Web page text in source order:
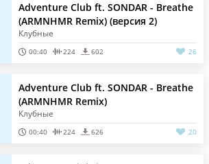
Adventure Club ft. SONDAR - Breathe
(ARMNHMR Remix) (версия 2)
Клубные
00:40 224 602 26
Adventure Club ft. SONDAR - Breathe
(ARMNHMR Remix)
Клубные
00:40 224 626 20